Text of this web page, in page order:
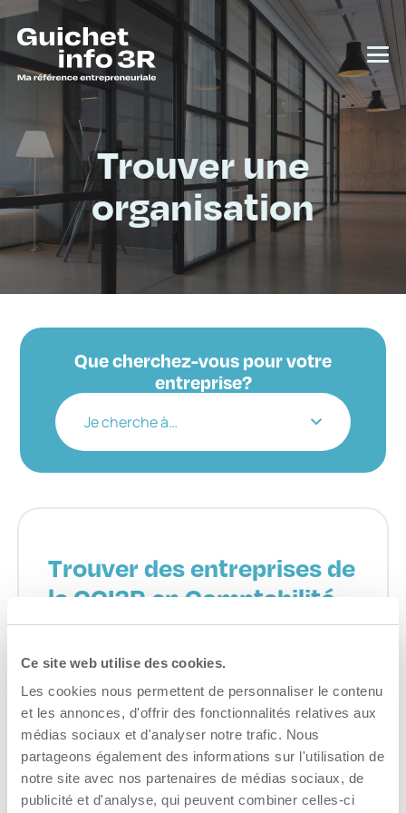
Ce site web utilise des cookies.
Les cookies nous permettent de personnaliser le contenu
et les annonces, d'offrir des fonctionnalités relatives aux
médias sociaux et d'analyser notre trafic. Nous
partageons également des informations sur l'utilisation de
notre site avec nos partenaires de médias sociaux, de
publicité et d'analyse, qui peuvent combiner celles-ci
Trouver une
organisation
Que cherchez-vous pour votre
entreprise?
Je cherche à…
Trouver des entreprises de
la CCI3R en Comptabilité
Consulter le site Web